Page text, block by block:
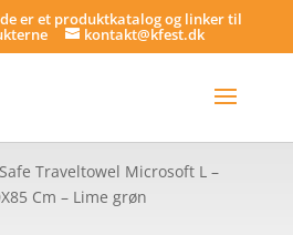
er et produktkatalog og linker til
kontakt@kfest.dk
Traveltowel Microsoft L –
Cm – Lime grøn